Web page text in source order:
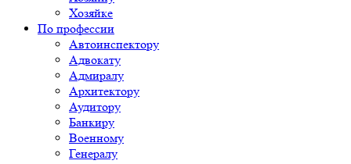
Хозяйке
По профессии
Автоинспектору
Адвокату
Адмиралу
Архитектору
Аудитору
Банкиру
Военному
Генералу